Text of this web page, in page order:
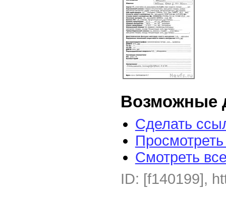
Возможные
Сделать
Смотреть
ID: [f140199],